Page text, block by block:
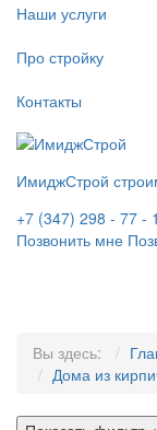
Наши услуги
Про стройку
Контакты
ИмиджСтрой
+7 (347) 298 - 77 -
Позвонить мне
Вы здесь:
Дома из